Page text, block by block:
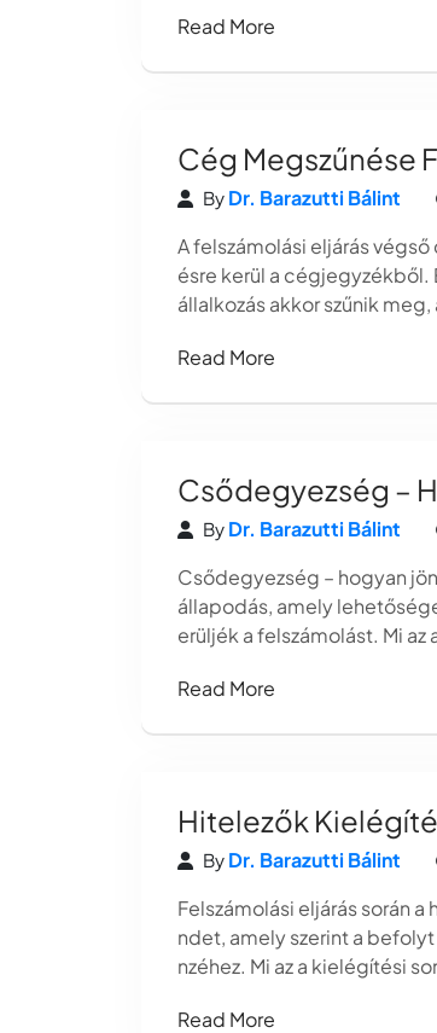
Read More
Cég Megszűnése
By Dr. Barazutti Bálint
A felszámolási eljárás
ésre kerül a cégjegyzékből.
állalkozás akkor szűnik
Read More
Csődegyezség –
By Dr. Barazutti Bálint
Csődegyezség – hogyan
állapodás, amely
erüljék a felszámolást. Mi
Read More
Hitelezők
By Dr. Barazutti Bálint
Felszámolási eljárás során
ndet, amely szerint a
nzéhez. Mi az a kielégítési
Read More